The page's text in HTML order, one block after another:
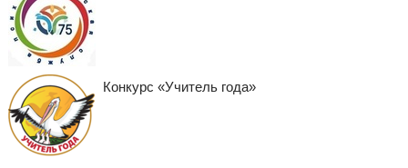
Конкурс «Учитель года»